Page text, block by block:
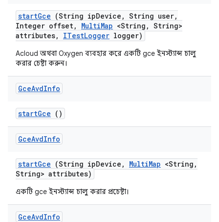
startGce (String ipDevice , String user,
Integer offset, MultiMap <String , String>
attributes, ITestLogger logger)
Acloud অথবা Oxygen ব্যবহার করে একটি gce ইনস্ট্যান্স চালু
করার চেষ্টা করুন।
GceAvdInfo
startGce ()
GceAvdInfo
startGce (String ipDevice , MultiMap <String ,
String> attributes)
একটি gce ইনস্ট্যান্স চালু করার প্রচেষ্টা।
GceAvdInfo